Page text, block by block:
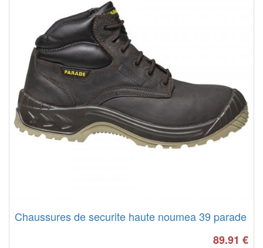
Chaussures de securite haute noumea 39 parade
89.91 €